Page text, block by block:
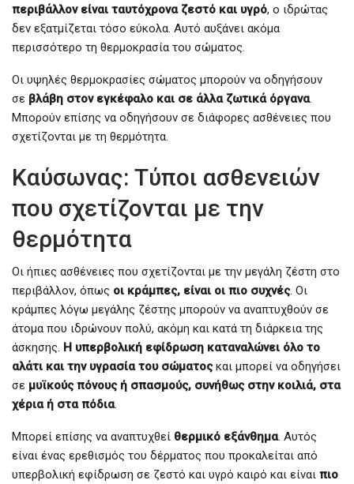
περιβάλλον είναι ταυτόχρονα ζεστό και υγρό, ο ιδρώτας
δεν εξατμίζεται τόσο εύκολα. Αυτό αυξάνει ακόμα
περισσότερο τη θερμοκρασία του σώματος.
Οι υψηλές θερμοκρασίες σώματος μπορούν να οδηγήσουν
σε βλάβη στον εγκέφαλο και σε άλλα ζωτικά όργανα.
Μπορούν επίσης να οδηγήσουν σε διάφορες ασθένειες που
σχετίζονται με τη θερμότητα.
Καύσωνας: Τύποι ασθενειών
που σχετίζονται με την
θερμότητα
Οι ήπιες ασθένειες που σχετίζονται με την μεγάλη ζέστη στο
περιβάλλον, όπως οι κράμπες, είναι οι πιο συχνές. Οι
κράμπες λόγω μεγάλης ζέστης μπορούν να αναπτυχθούν σε
άτομα που ιδρώνουν πολύ, ακόμη και κατά τη διάρκεια της
άσκησης. Η υπερβολική εφίδρωση καταναλώνει όλο το
αλάτι και την υγρασία του σώματος και μπορεί να οδηγήσει
σε μυϊκούς πόνους ή σπασμούς, συνήθως στην κοιλιά, στα
χέρια ή στα πόδια.
Μπορεί επίσης να αναπτυχθεί θερμικό εξάνθημα. Αυτός
είναι ένας ερεθισμός του δέρματος που προκαλείται από
υπερβολική εφίδρωση σε ζεστό και υγρό καιρό και είναι πιο